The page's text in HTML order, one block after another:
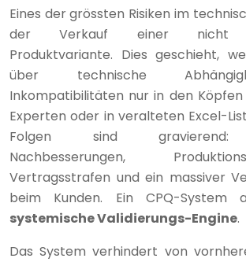
Eines der grössten Risiken im
der Verkauf einer nicht
Produktvariante. Dies geschieht,
über technische
Inkompatibilitäten nur in den
Experten oder in veralteten Excel-
Folgen sind gravierend:
Nachbesserungen,
Vertragsstrafen und ein massiver
beim Kunden. Ein CPQ-System
systemische Validierungs-Engine.
Das System verhindert von